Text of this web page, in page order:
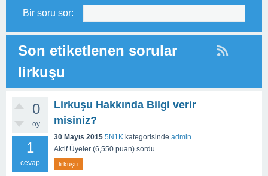
Bir soru sor:
Son etiketlenen sorular
lirkuşu
0
oy
1
cevap
Lirkuşu Hakkında Bilgi verir
misiniz?
30 Mayıs 2015 5N1K kategorisinde admin
Aktif Üyeler (6,550 puan) sordu
lirkuşu